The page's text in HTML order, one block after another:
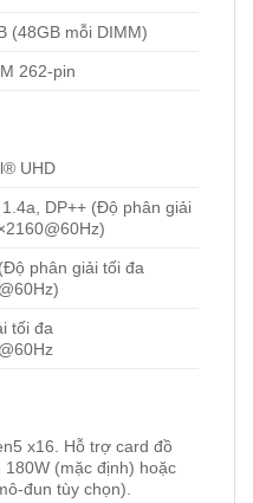
(48GB mỗi DIMM)
262-pin
UHD
DP++ (Độ phân giải
phân giải tối đa
tối đa
x16. Hỗ trợ card đồ
180W (mặc định) hoặc
đun tùy chọn).